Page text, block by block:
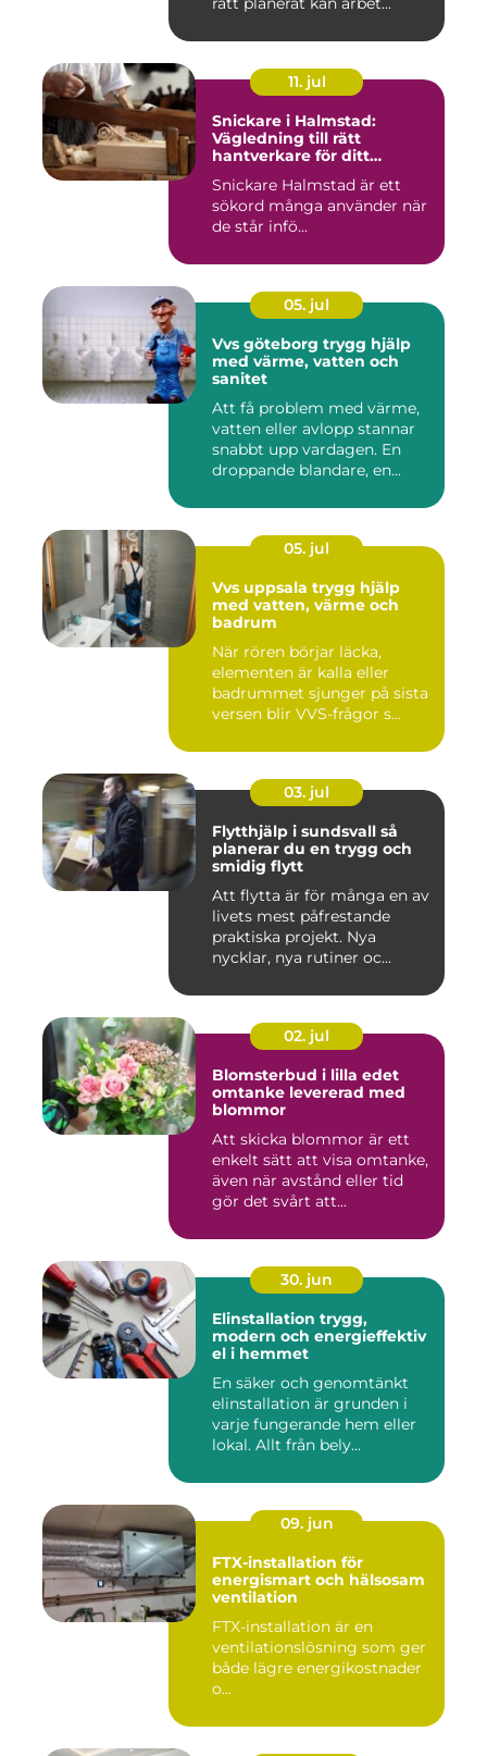
11. jul
Snickare i Halmstad:
Vägledning till rätt
hantverkare för ditt
Snickare Halmstad är ett
sökord många använder när
de står infö...
05. jul
Vvs göteborg trygg hjälp
med värme, vatten och
sanitet
Att få problem med värme,
vatten eller avlopp stannar
snabbt upp vardagen. En
droppande blandare, en...
05. jul
Vvs uppsala trygg hjälp
med vatten, värme och
badrum
När rören börjar läcka,
elementen är kalla eller
badrummet sjunger på sista
versen blir VVS-frågor s...
03. jul
Flytthjälp i sundsvall så
planerar du en trygg och
smidig flytt
Att flytta är för många en av
livets mest påfrestande
praktiska projekt. Nya
nycklar, nya rutiner oc...
02. jul
Blomsterbud i lilla edet
omtanke levererad med
blommor
Att skicka blommor är ett
enkelt sätt att visa omtanke,
även när avstånd eller tid
gör det svårt att...
30. jun
Elinstallation trygg,
modern och energieffektiv
el i hemmet
En säker och genomtänkt
elinstallation är grunden i
varje fungerande hem eller
lokal. Allt från bely...
09. jun
FTX-installation för
energismart och hälsosam
ventilation
FTX-installation är en
ventilationslösning som ger
både lägre energikostnader
o...